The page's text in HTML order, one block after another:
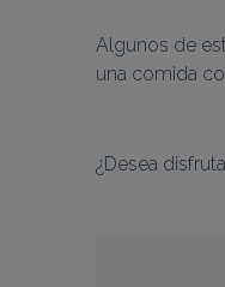
Algunos de
una comida
¿Desea